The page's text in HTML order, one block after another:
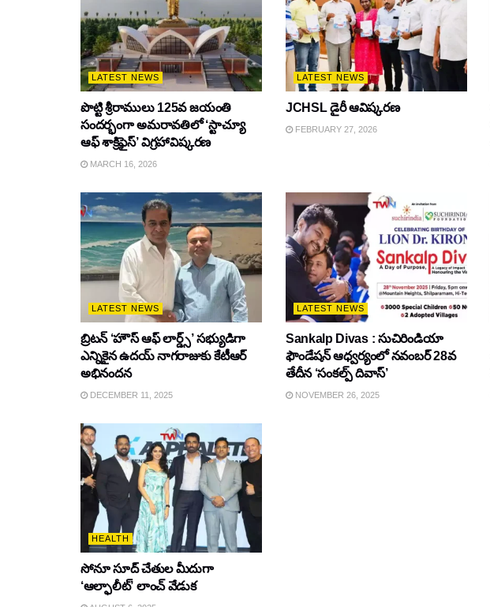
LATEST NEWS
పొట్టి శ్రీరాములు 125వ జయంతి
సందర్భంగా అమరావతిలో ‘స్టాచ్యూ
ఆఫ్ శాక్రిఫైస్’ విగ్రహావిష్కరణ
MARCH 16, 2026
LATEST NEWS
JCHSL డైరీ ఆవిష్కరణ
FEBRUARY 27, 2026
LATEST NEWS
బ్రిటన్ ‘హౌస్ ఆఫ్ లార్డ్స్’ సభ్యుడిగా
ఎన్నికైన ఉదయ్ నాగరాజుకు కేటీఆర్
అభినందన
DECEMBER 11, 2025
LATEST NEWS
Sankalp Divas : సుచిరిండియా
ఫౌండేషన్ ఆధ్వర్యంలో నవంబర్ 28వ
తేదీన ‘సంకల్ప్ దివాస్’
NOVEMBER 26, 2025
HEALTH
సోనూ సూద్ చేతుల మీదుగా
‘ఆల్ఫాలీట్’ లాంచ్ వేడుక